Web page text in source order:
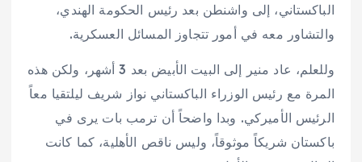
الباكستاني، إلى واشنطن بعد رئيس الحكومة الهندي،
والتشاور معه في أمور تتجاوز المسائل العسكرية.
وللعلم، عاد منير إلى البيت الأبيض بعد 3 أشهر، ولكن هذه
المرة مع رئيس الوزراء الباكستاني نواز شريف ليلتقيا معاً
الرئيس الأميركي. وبدا واضحاً أن ترمب بات يرى في
باكستان شريكاً موثوقاً، وليس ناقص الأهلية، كما كانت